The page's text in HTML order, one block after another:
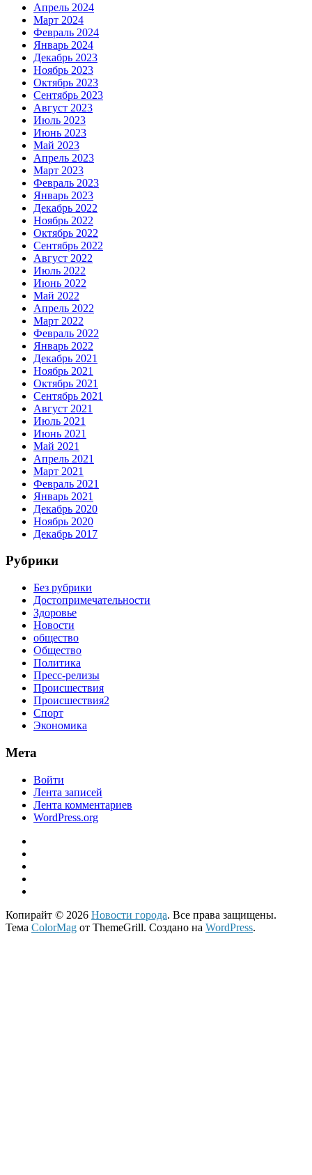
Апрель 2024
Март 2024
Февраль 2024
Январь 2024
Декабрь 2023
Ноябрь 2023
Октябрь 2023
Сентябрь 2023
Август 2023
Июль 2023
Июнь 2023
Май 2023
Апрель 2023
Март 2023
Февраль 2023
Январь 2023
Декабрь 2022
Ноябрь 2022
Октябрь 2022
Сентябрь 2022
Август 2022
Июль 2022
Июнь 2022
Май 2022
Апрель 2022
Март 2022
Февраль 2022
Январь 2022
Декабрь 2021
Ноябрь 2021
Октябрь 2021
Сентябрь 2021
Август 2021
Июль 2021
Июнь 2021
Май 2021
Апрель 2021
Март 2021
Февраль 2021
Январь 2021
Декабрь 2020
Ноябрь 2020
Декабрь 2017
Рубрики
Без рубрики
Достопримечательности
Здоровье
Новости
общество
Общество
Политика
Пресс-релизы
Происшествия
Происшествия2
Спорт
Экономика
Мета
Войти
Лента записей
Лента комментариев
WordPress.org
Копирайт © 2026 Новости города. Все права защищены.
Тема ColorMag от ThemeGrill. Создано на WordPress.